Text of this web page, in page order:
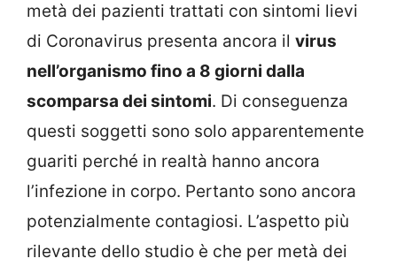
metà dei pazienti trattati con sintomi lievi
di Coronavirus presenta ancora il virus
nell’organismo fino a 8 giorni dalla
scomparsa dei sintomi. Di conseguenza
questi soggetti sono solo apparentemente
guariti perché in realtà hanno ancora
l’infezione in corpo. Pertanto sono ancora
potenzialmente contagiosi. L’aspetto più
rilevante dello studio è che per metà dei